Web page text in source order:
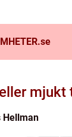
se
mjukt
Hellman